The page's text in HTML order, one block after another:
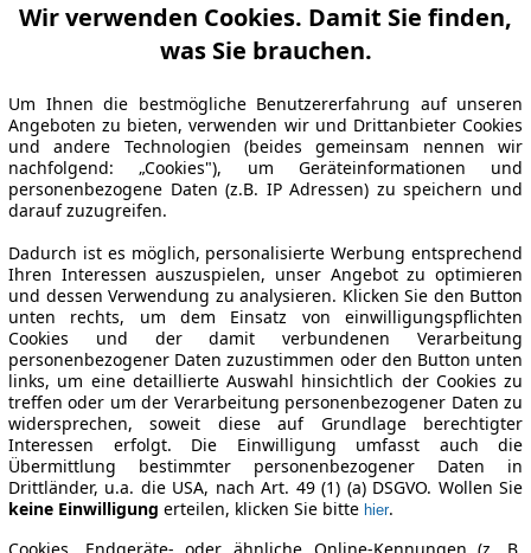
Wir verwenden Cookies. Damit Sie finden,
was Sie brauchen.
Um Ihnen die bestmögliche Benutzererfahrung auf unseren
Angeboten zu bieten, verwenden wir und Drittanbieter Cookies
und andere Technologien (beides gemeinsam nennen wir
nachfolgend: „Cookies"), um Geräteinformationen und
personenbezogene Daten (z.B. IP Adressen) zu speichern und
darauf zuzugreifen.
Dadurch ist es möglich, personalisierte Werbung entsprechend
Ihren Interessen auszuspielen, unser Angebot zu optimieren
und dessen Verwendung zu analysieren. Klicken Sie den Button
unten rechts, um dem Einsatz von einwilligungspflichten
Cookies und der damit verbundenen Verarbeitung
personenbezogener Daten zuzustimmen oder den Button unten
links, um eine detaillierte Auswahl hinsichtlich der Cookies zu
treffen oder um der Verarbeitung personenbezogener Daten zu
widersprechen, soweit diese auf Grundlage berechtigter
Interessen erfolgt. Die Einwilligung umfasst auch die
Übermittlung bestimmter personenbezogener Daten in
Drittländer, u.a. die USA, nach Art. 49 (1) (a) DSGVO. Wollen Sie
keine Einwilligung erteilen, klicken Sie bitte hier.